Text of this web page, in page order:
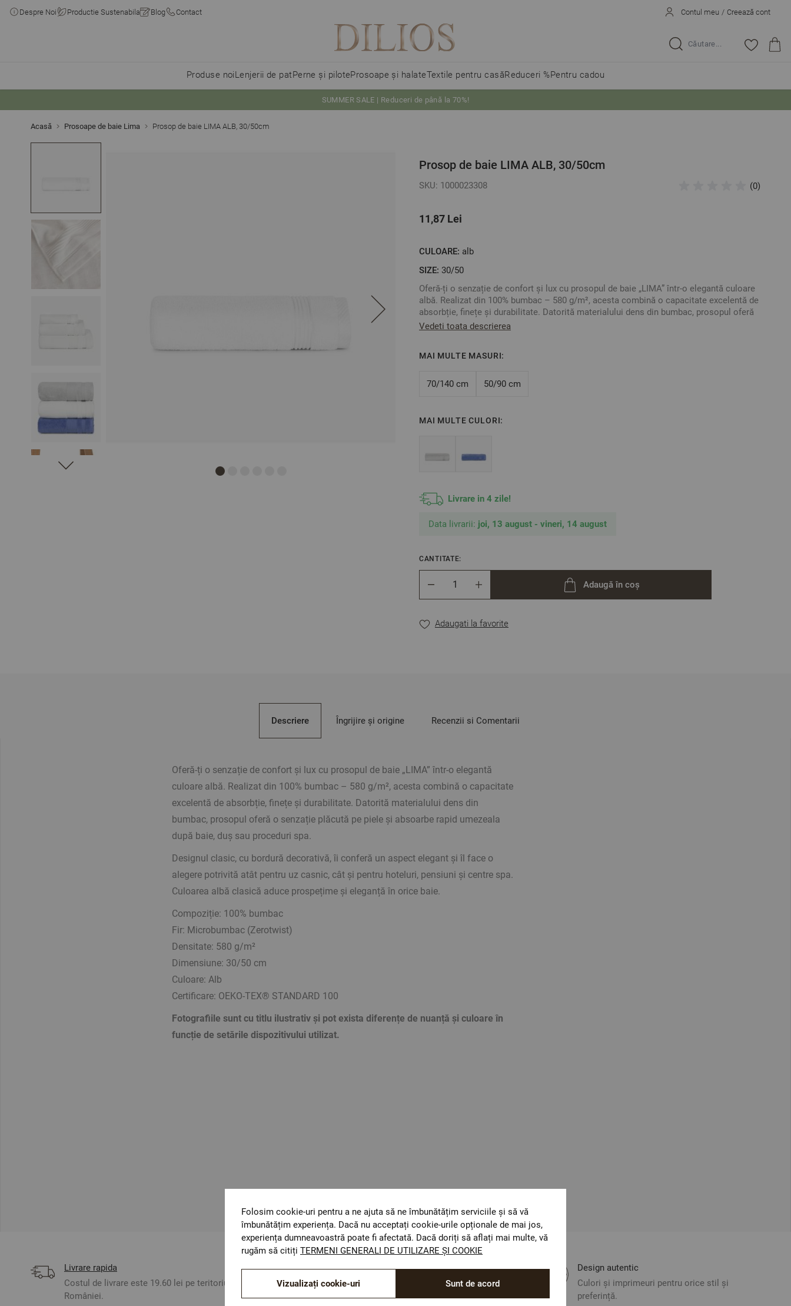
Despre Noi Productie Sustenabila Blog Contact Contul meu / Creează cont
Caută...
Produse noiLenjerii de patPerne și piloteProsoape și halateTextile pentru casăReduceri %Pentru cadou
SUMMER SALE | Reduceri de până la 70%!
Acasă Prosoape de baie Lima Prosop de baie LIMA ALB, 30/50cm
Prosop de baie LIMA ALB, 30/50cm
SKU: 1000023308 (0)
11,87 Lei
CULOARE: alb
SIZE: 30/50
Oferă-ți o senzație de confort și lux cu prosopul de baie „LIMA” într-o elegantă culoare
albă. Realizat din 100% bumbac – 580 g/m², acesta combină o capacitate excelentă de
absorbție, finețe și durabilitate. Datorită materialului dens din bumbac, prosopul oferă
o senzație plăcută pe piele și absoarbe rapid umezeala după baie, duș sau proceduri
Designul clasic, cu bordură decorativă, îi conferă un aspect elegant și îl face o alegere
Densitate: 580 g/m²
Certificare: OEKO-TEX® STANDARD 100
Vedeti toata descrierea
MAI MULTE MASURI:
70/140 cm 50/90 cm
MAI MULTE CULORI:
Livrare in 4 zile!
Data livrarii: joi, 13 august - vineri, 14 august
CANTITATE:
Adaugă în coș
Adaugati la favorite
Descriere
Oferă-ți o senzație de confort și lux cu prosopul de baie „LIMA” într-o elegantă
culoare albă. Realizat din 100% bumbac – 580 g/m², acesta combină o capacitate
excelentă de absorbție, finețe și durabilitate. Datorită materialului dens din
bumbac, prosopul oferă o senzație plăcută pe piele și absoarbe rapid umezeala
după baie, duș sau proceduri spa.
Designul clasic, cu bordură decorativă, îi conferă un aspect elegant și îl face o
alegere potrivită atât pentru uz casnic, cât și pentru hoteluri, pensiuni și centre spa.
Culoarea albă clasică aduce prospețime și eleganță în orice baie.
Compoziție: 100% bumbac
Fir: Microbumbac (Zerotwist)
Densitate: 580 g/m²
Dimensiune: 30/50 cm
Culoare: Alb
Certificare: OEKO-TEX® STANDARD 100
Fotografiile sunt cu titlu ilustrativ și pot exista diferențe de nuanță și culoare în
funcție de setările dispozitivului utilizat.
Îngrijire și origine Recenzii si Comentarii
Livrare rapida
Costul de livrare este 19.60 lei pe teritoriul
României.
ОЕКО-ТЕX STANDARD 100
Materiale textile care sunt sigure pentru sănătatea
dumneavoastră.
Design autentic
Culori și imprimeuri pentru orice stil și
preferință.
Folosim cookie-uri pentru a ne ajuta să ne îmbunătățim serviciile și să vă
îmbunătățim experiența. Dacă nu acceptați cookie-urile opționale de mai jos,
experiența dumneavoastră poate fi afectată. Dacă doriți să aflați mai multe, vă
rugăm să citiți TERMENI GENERALI DE UTILIZARE ȘI COOKIE
Sunt de acord
Vizualizați cookie-uri